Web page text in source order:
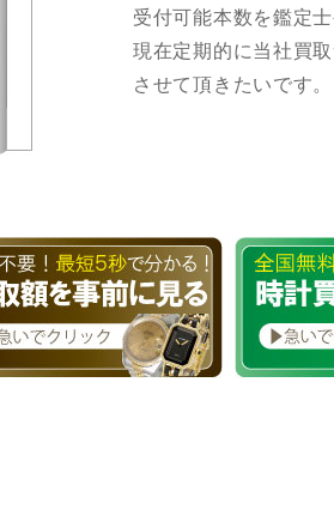
受付可能本数を鑑定
現在定期的に当社買
させて頂きたいです。